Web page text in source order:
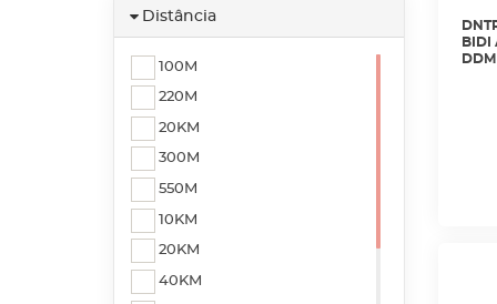
Distância
100M
220M
20KM
300M
550M
10KM
20KM
40KM
BIDI